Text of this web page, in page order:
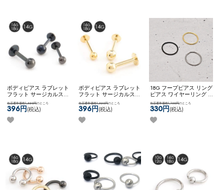
ボディピアス ラブレット
フラット サージカルステ
ンレス ブラック シンプル
14G 16G 18G ネコポスOK
ラブレット (ブラック)
当店通常価格1,320円のところ
396円(税込)
ボディピアス ラブレット
フラット サージカルステ
ンレス ゴールド シンプル
14G 16G 18G ネコポスOK
ラブレット (ゴールド)
当店通常価格1,320円のところ
396円(税込)
18G フープピアス リング
ピアス ワイヤーリング 脱
着簡単 鼻用ピアス ノーズ
リング ボディピアス ネコ
ポスOK[ 簡単！ひねるだ
け ] ワイヤーリング
当店通常価格1,100円のところ
330円(税込)